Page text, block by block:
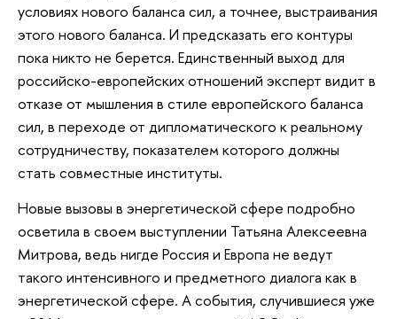
условиях нового баланса сил, а точнее, выстраивания
этого нового баланса. И предсказать его контуры
пока никто не берется. Единственный выход для
российско-европейских отношений эксперт видит в
отказе от мышления в стиле европейского баланса
сил, в переходе от дипломатического к реальному
сотрудничеству, показателем которого должны
стать совместные институты.
Новые вызовы в энергетической сфере подробно
осветила в своем выступлении Татьяна Алексеевна
Митрова, ведь нигде Россия и Европа не ведут
такого интенсивного и предметного диалога как в
энергетической сфере. А события, случившиеся уже